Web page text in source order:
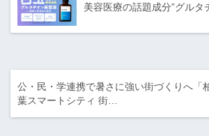
美容医療の話題成分”グルタ
公・民・学連携で暑さに強い街づくりへ「
葉スマートシティ 街…